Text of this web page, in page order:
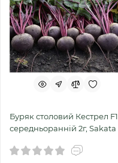
Буряк столовий Кестрел F1
середньоранній 2г, Sakata